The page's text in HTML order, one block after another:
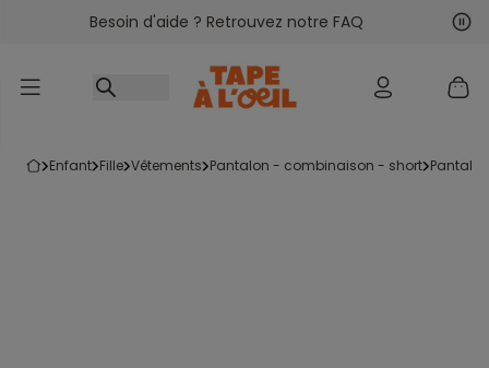
Accéder au contenu
Besoin d'aide ? Retrouvez notre FAQ
enfant fille vêtements pantalon - combinaison - short pantalon